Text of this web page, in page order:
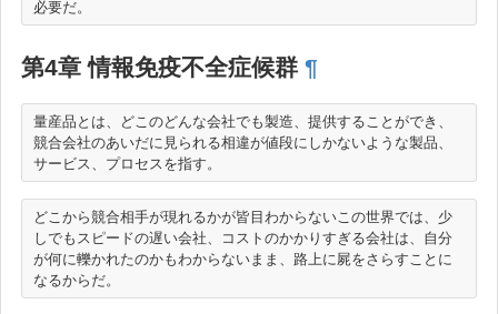
第4章 情報免疫不全症候群 ¶
量産品とは、どこのどんな会社でも製造、提供することができ、
競合会社のあいだに見られる相違が値段にしかないような製品、
どこから競合相手が現れるかが皆目わからないこの世界では、少
しでもスピードの遅い会社、コストのかかりすぎる会社は、自分
が何に轢かれたのかもわからないまま、路上に屍をさらすことに